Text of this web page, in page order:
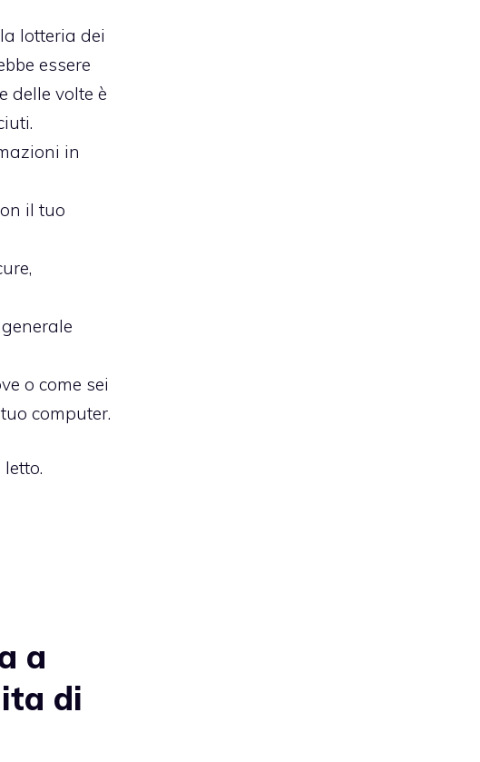
lotteria dei
essere
delle volte è
in
il tuo
o come sei
computer.
a
di